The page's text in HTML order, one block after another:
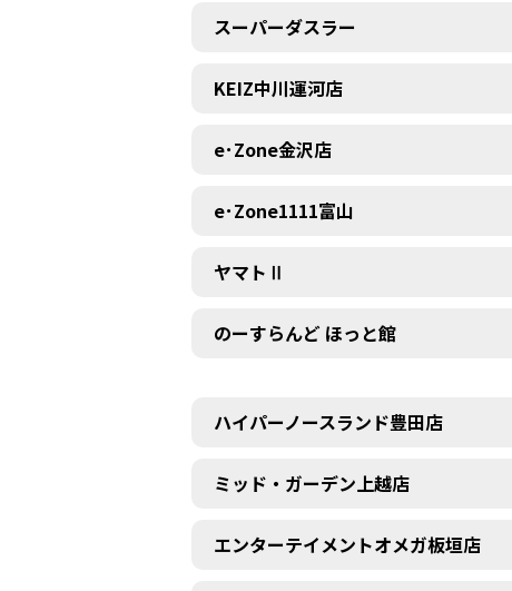
スーパーダスラー
KEIZ中川運河店
e･Zone金沢店
e･Zone1111富山
ヤマトⅡ
のーすらんど ほっと館
ハイパーノースランド豊田店
ミッド・ガーデン上越店
エンターテイメントオメガ板垣店